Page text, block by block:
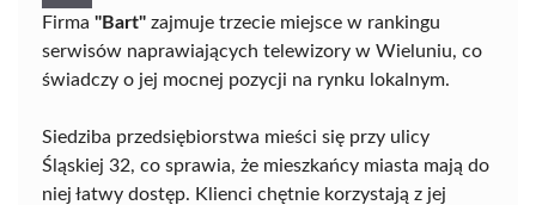
Firma "Bart" zajmuje trzecie miejsce w rankingu
serwisów naprawiających telewizory w Wieluniu, co
świadczy o jej mocnej pozycji na rynku lokalnym.
Siedziba przedsiębiorstwa mieści się przy ulicy
Śląskiej 32, co sprawia, że mieszkańcy miasta mają do
niej łatwy dostęp. Klienci chętnie korzystają z jej